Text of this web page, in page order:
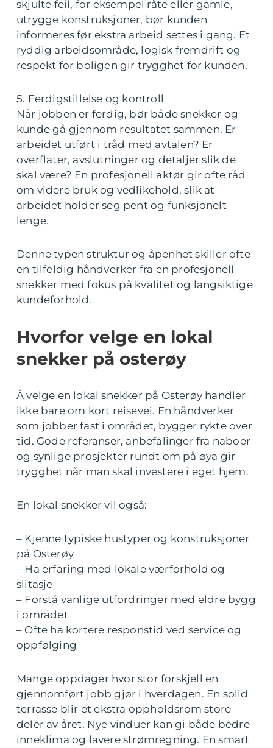
skjulte feil, for eksempel råte eller gamle,
utrygge konstruksjoner, bør kunden
informeres før ekstra arbeid settes i gang. Et
ryddig arbeidsområde, logisk fremdrift og
respekt for boligen gir trygghet for kunden.
5. Ferdigstillelse og kontroll
Når jobben er ferdig, bør både snekker og
kunde gå gjennom resultatet sammen. Er
arbeidet utført i tråd med avtalen? Er
overflater, avslutninger og detaljer slik de
skal være? En profesjonell aktør gir ofte råd
om videre bruk og vedlikehold, slik at
arbeidet holder seg pent og funksjonelt
lenge.
Denne typen struktur og åpenhet skiller ofte
en tilfeldig håndverker fra en profesjonell
snekker med fokus på kvalitet og langsiktige
kundeforhold.
Hvorfor velge en lokal
snekker på osterøy
Å velge en lokal snekker på Osterøy handler
ikke bare om kort reisevei. En håndverker
som jobber fast i området, bygger rykte over
tid. Gode referanser, anbefalinger fra naboer
og synlige prosjekter rundt om på øya gir
trygghet når man skal investere i eget hjem.
En lokal snekker vil også:
– Kjenne typiske hustyper og konstruksjoner
på Osterøy
– Ha erfaring med lokale værforhold og
slitasje
– Forstå vanlige utfordringer med eldre bygg
i området
– Ofte ha kortere responstid ved service og
oppfølging
Mange oppdager hvor stor forskjell en
gjennomført jobb gjør i hverdagen. En solid
terrasse blir et ekstra oppholdsrom store
deler av året. Nye vinduer kan gi både bedre
inneklima og lavere strømregning. En smart